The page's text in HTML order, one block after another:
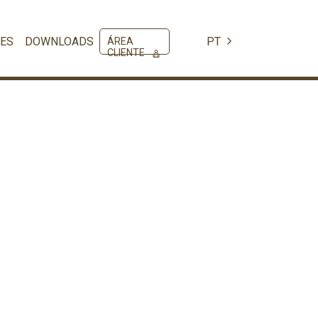
DOWNLOADS
ÁREA
CLIENTE
PT